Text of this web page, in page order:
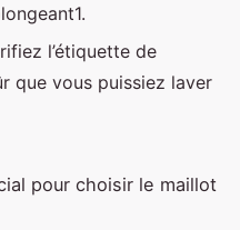
l’étiquette de
que vous puissiez laver
pour choisir le maillot